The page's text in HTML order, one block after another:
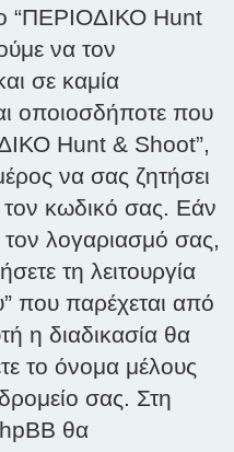
“ΠΕΡΙΟΔΙΚΟ Hunt
να τον
σε καμία
οποιοσδήποτε που
Hunt & Shoot”,
να σας ζητήσει
κωδικό σας. Εάν
τον λογαριασμό σας,
τη λειτουργία
που παρέχεται από
η διαδικασία θα
το όνομα μέλους
σας. Στη
θα